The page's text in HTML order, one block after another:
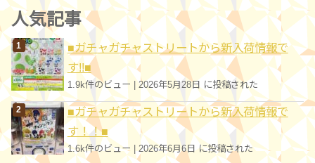
ゴ
リ
ー
人気記事
■ガチャガチャストリートから新入荷情報で
す!!■
1.9k件のビュー |2026年5月28日 に投稿された
■ガチャガチャストリートから新入荷情報で
す！！■
1.6k件のビュー |2026年6月6日 に投稿された